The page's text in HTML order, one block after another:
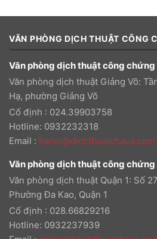
VĂN PHÒNG DỊCH THUẬT CÔNG
Văn phòng dịch thuật công chứng
Văn phòng dịch thuật Giảng Võ:
Hạ, phường Giảng Võ
Cố định : 024.39903758
Hotline: 0932232318
Email : hanoi@dichthuatchaua.com
Văn phòng dịch thuật công chứng
Văn phòng dịch thuật Quận 1: Số
Phường Đa Kao, Quận 1
Cố định : 028.66829216
Hotline: 0932237939